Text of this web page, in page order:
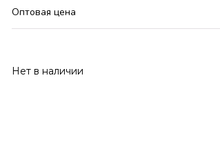
Оптовая цена
Нет в наличии